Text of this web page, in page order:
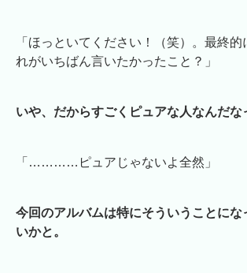
「ほっといてください！（笑）。最終
れがいちばん言いたかったこと？」
いや、だからすごくピュアな人なんだな
「…………ピュアじゃないよ全然」
今回のアルバムは特にそういうことにな
いかと。